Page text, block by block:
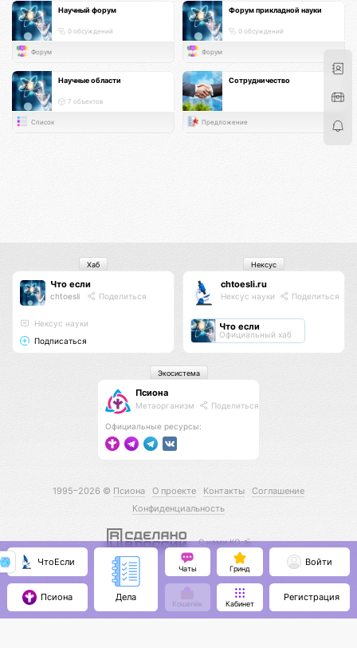
Научный форум
0 обсуждений
Форум
Форум прикладной науки
0 обсуждений
Форум
Научные области
7 объектов
Список
Сотрудничество
Предложение
Что если
chtoesli Поделиться
Нексус науки
Подписаться
Хаб
chtoesli.ru
Нексус науки Поделиться
Что если
Официальный хаб
Нексус
Псиона
Метаорганизм Поделиться
Официальные ресурсы:
Экосистема
1995–2026 © Псиона О проекте Контакты
Соглашение
Конфиденциальность
С нами КО 🕉️
ЧтоЕсли
Псиона Дела
Чаты Гринд
Кошелёк Кабинет
Войти
Регистрация